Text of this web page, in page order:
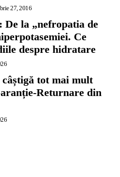
27, 2016
la „nefropatia de
Ce
despre hidratare
tot mai mult
Returnare din